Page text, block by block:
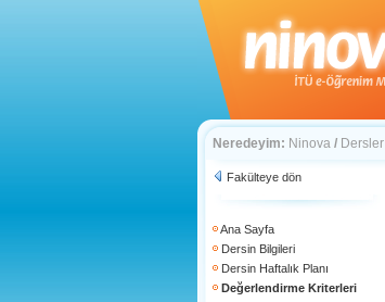
Neredeyim: Ninova / Dersler
Fakülteye dön
Ana Sayfa
Dersin Bilgileri
Dersin Haftalık Planı
Değerlendirme Kriterleri